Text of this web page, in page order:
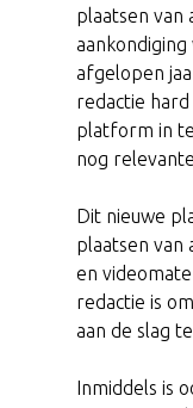
plaatsen van
afgelopen
redactie
platform in
nog
Dit nieuwe
plaatsen van
en
redactie is
aan de slag
Inmiddels is